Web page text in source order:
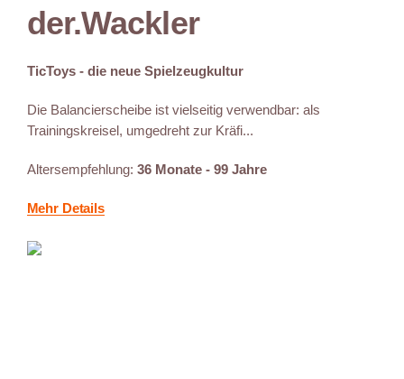
der.Wackler
TicToys - die neue Spielzeugkultur
Die Balancierscheibe ist vielseitig verwendbar: als
Trainingskreisel, umgedreht zur Kräfi...
Altersempfehlung: 36 Monate - 99 Jahre
Mehr Details